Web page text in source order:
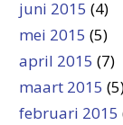
juni 2015 (4)
mei 2015 (5)
april 2015 (7)
maart 2015
februari 2015